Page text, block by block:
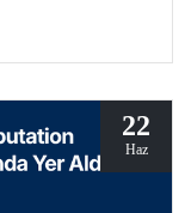
22
Haz